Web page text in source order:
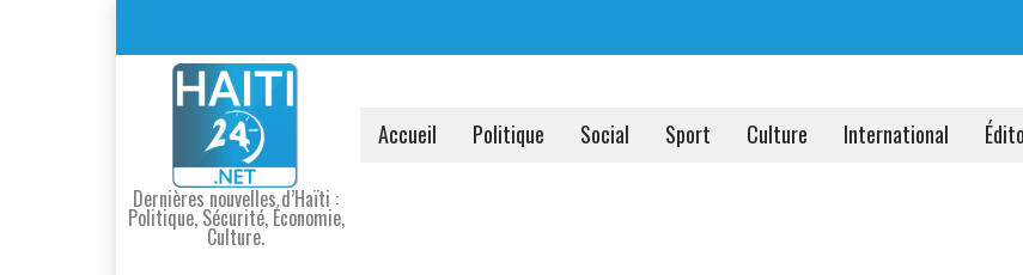
Dernières nouvelles d’Haïti :
Politique, Sécurité, Économie,
Culture.
Accueil Politique Social Sport Culture International